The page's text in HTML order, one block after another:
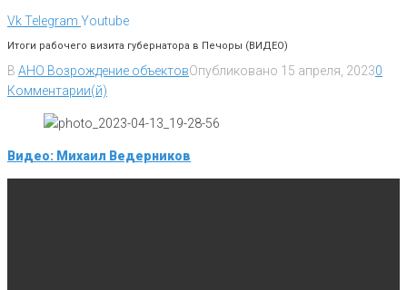
VkTelegram Youtube
Итоги рабочего визита губернатора в Печоры (ВИДЕО)
В АНО Возрождение объектовОпубликовано 15 апреля, 20230
Комментарии(й)
Видео: Михаил Ведерников